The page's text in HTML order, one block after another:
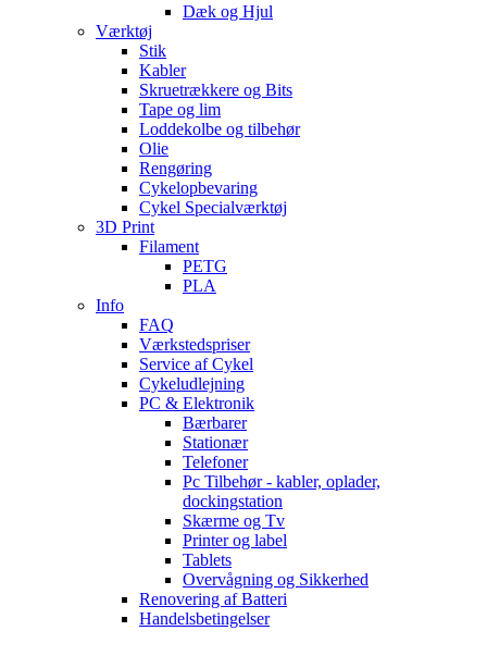
Dæk og Hjul
Værktøj
Stik
Kabler
Skruetrækkere og Bits
Tape og lim
Loddekolbe og tilbehør
Olie
Rengøring
Cykelopbevaring
Cykel Specialværktøj
3D Print
Filament
PETG
PLA
Info
FAQ
Værkstedspriser
Service af Cykel
Cykeludlejning
PC & Elektronik
Bærbarer
Stationær
Telefoner
Pc Tilbehør - kabler, oplader,
dockingstation
Skærme og Tv
Printer og label
Tablets
Overvågning og Sikkerhed
Renovering af Batteri
Handelsbetingelser